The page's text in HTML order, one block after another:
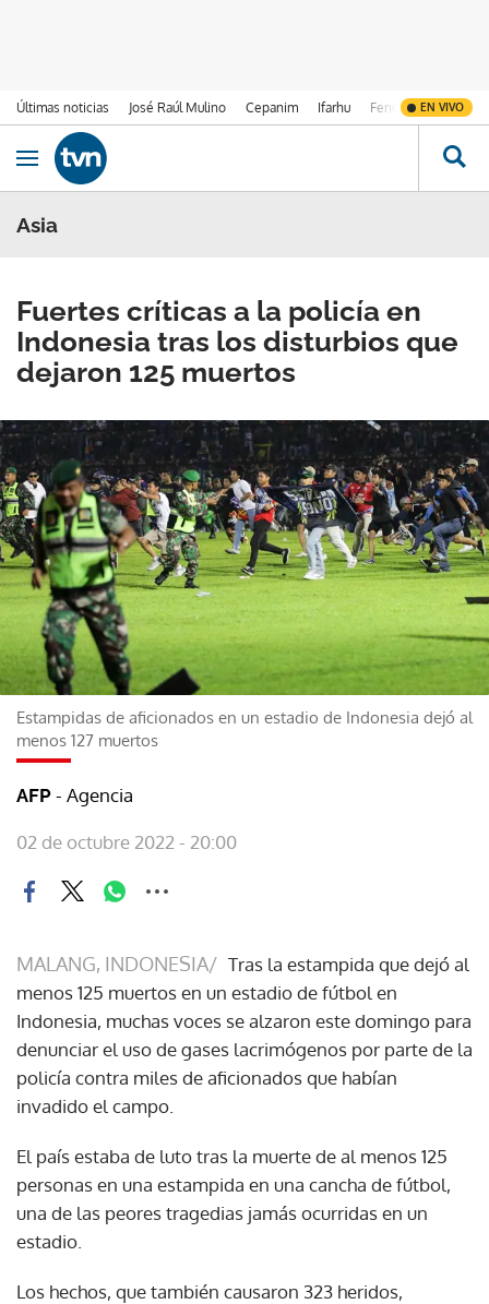
Últimas noticias José Raúl Mulino Cepanim Ifarhu Fenómeno de El
EN VIVO
Ir al contenido
Obrir navegació
Asia
Fuertes críticas a la policía en
Indonesia tras los disturbios que
dejaron 125 muertos
Estampidas de aficionados en un estadio de Indonesia dejó al
menos 127 muertos
AFP - Agencia
02 de octubre 2022 - 20:00
MALANG, INDONESIA/ Tras la estampida que dejó al
menos 125 muertos en un estadio de fútbol en
Indonesia, muchas voces se alzaron este domingo para
denunciar el uso de gases lacrimógenos por parte de la
policía contra miles de aficionados que habían
invadido el campo.
El país estaba de luto tras la muerte de al menos 125
personas en una estampida en una cancha de fútbol,
una de las peores tragedias jamás ocurridas en un
estadio.
Los hechos, que también causaron 323 heridos,